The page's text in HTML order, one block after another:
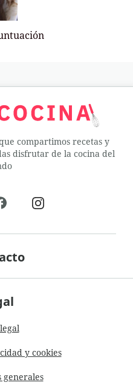
compartimos recetas y
disfrutar de la cocina del
y cookies
generales